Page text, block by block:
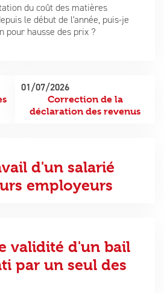
du coût des matières
le début de l'année, puis-je
pour hausse des prix ?
Correction de la
déclaration des revenus
01/07/2026
d'un salarié
employeurs
validité d'un bail
par un seul des